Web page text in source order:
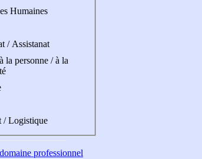
Humaines
/ Assistanat
la personne / à la
/ Logistique
professionnel